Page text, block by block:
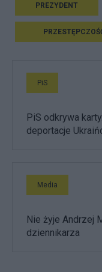
PREZYDENT
PiS
PiS odkrywa
deportacje
Media
Nie żyje Andrzej
dziennikarza